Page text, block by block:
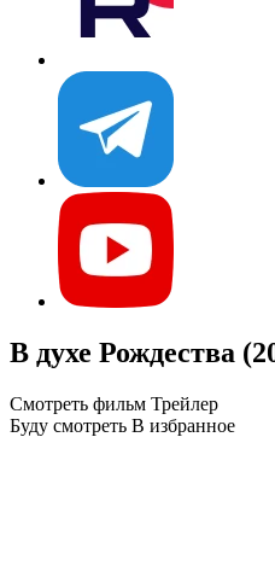
В духе Рождества
Смотреть фильм Трейлер
Буду смотреть В избранное